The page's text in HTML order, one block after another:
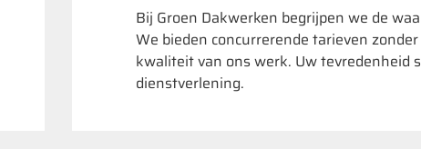
Bij Groen Dakwerken begrijpen we de
We bieden concurrerende tarieven
kwaliteit van ons werk. Uw tevredenheid
dienstverlening.